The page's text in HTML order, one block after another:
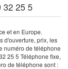
32 25 5
et en Europe.
d'ouverture, prix, les
numéro de téléphone
25 5 Téléphone fixe,
de téléphone sont :